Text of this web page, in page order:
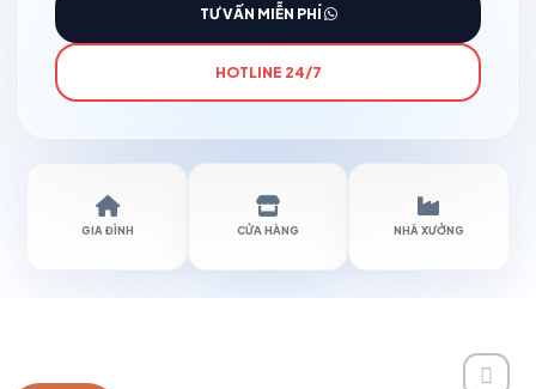
TƯ VẤN MIỄN PHÍ
HOTLINE 24/7
GIA ĐÌNH CỬA HÀNG NHÀ XƯỞNG